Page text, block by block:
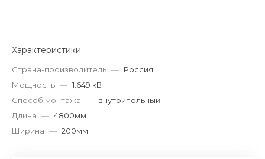
Характеристики
Страна-производитель — Россия
Мощность — 1.649 кВт
Способ монтажа — внутрипольный
Длина — 4800мм
Ширина — 200мм